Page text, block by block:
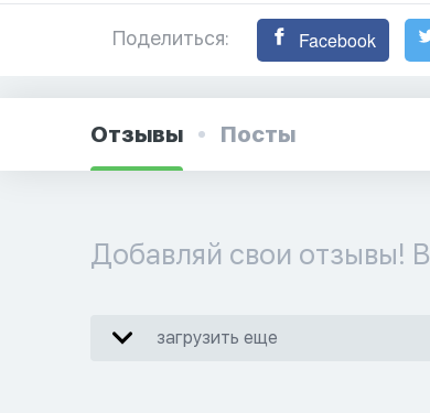
Поделиться: Facebook
Отзывы Посты
Добавляй свои отзывы! В
загрузить еще